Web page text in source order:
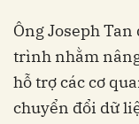
Ông Joseph
trình nhằm
hỗ trợ các cơ
chuyển đổi dữ